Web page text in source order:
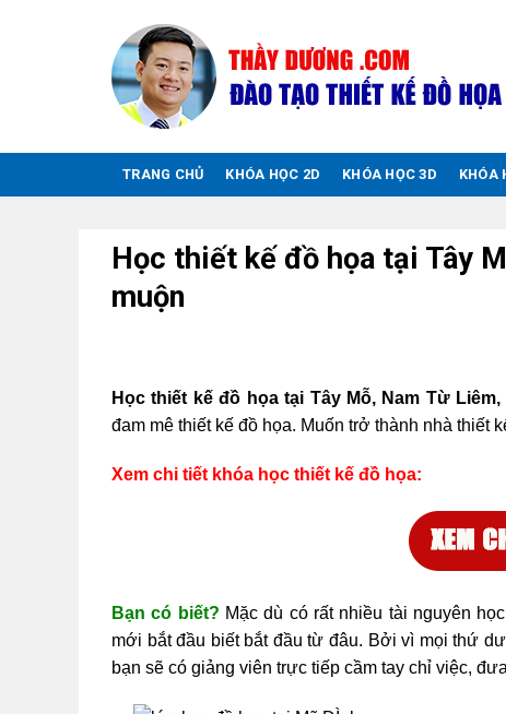
TRANG CHỦ KHÓA HỌC 2D KHÓA HỌC 3D KHÓA
Học thiết kế đồ họa tại Tây
muộn
Học thiết kế đồ họa tại Tây Mỗ, Nam Từ Liêm,
đam mê thiết kế đồ họa. Muốn trở thành nhà thiết
Xem chi tiết khóa học thiết kế đồ họa:
Bạn có biết? Mặc dù có rất nhiều tài nguyên
mới bắt đầu biết bắt đầu từ đâu. Bởi vì mọi thứ
bạn sẽ có giảng viên trực tiếp cầm tay chỉ việc,